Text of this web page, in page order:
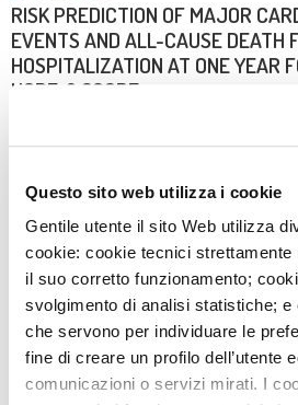
Questo sito web utilizza i cookie
Gentile utente il sito Web utilizza
cookie: cookie tecnici strettamente
il suo corretto funzionamento;
svolgimento di analisi statistiche;
che servono per individuare le
fine di creare un profilo dell’utente
comunicazioni o servizi mirati. I
RISK PREDICTION OF MAJOR
EVENTS AND ALL-CAUSE DEATH
HOSPITALIZATION AT ONE YEAR
HOPE-2 SCORE
EARLY IMPAIRMENT OF
STROMAL CELLS AFTER
23LUG 2024
EVOLUT PRO AND SAPIEN
SMALL AORTIC ANNULI: THE
1 2 3 4 5